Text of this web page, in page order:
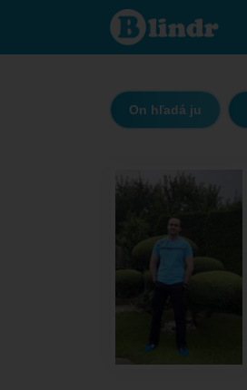
Miko117 -
On hľadá ju
Trenčiansky
On hľadá ju